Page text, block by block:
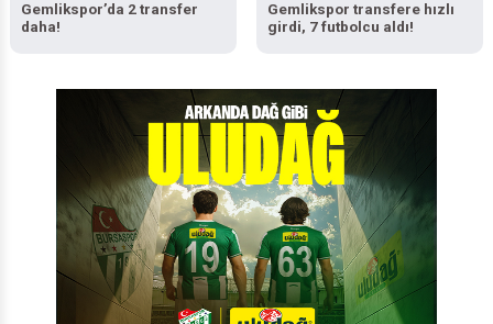
Gemlikspor’da 2 transfer
Gemlikspor transfere hızlı
girdi, 7 futbolcu aldı!